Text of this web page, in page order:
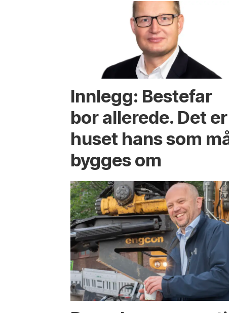
Innlegg: Bestefar
bor allerede. Det er
huset hans som
bygges om